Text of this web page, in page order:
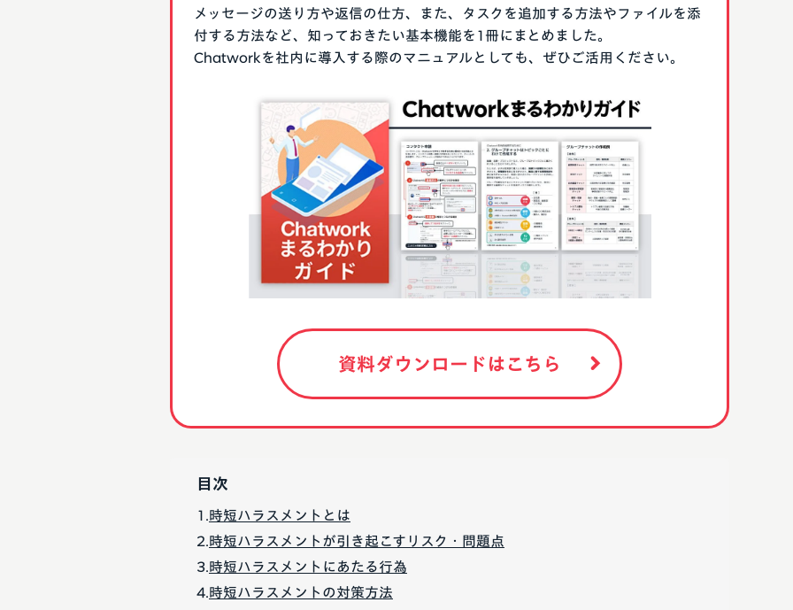
メッセージの送り方や返信の仕方、また、タスクを追加する方法やファイルを添
付する方法など、知っておきたい基本機能を1冊にまとめました。
Chatworkを社内に導入する際のマニュアルとしても、ぜひご活用ください。
資料ダウンロードはこちら
目次
時短ハラスメントとは
時短ハラスメントが引き起こすリスク・問題点
時短ハラスメントにあたる行為
時短ハラスメントの対策方法